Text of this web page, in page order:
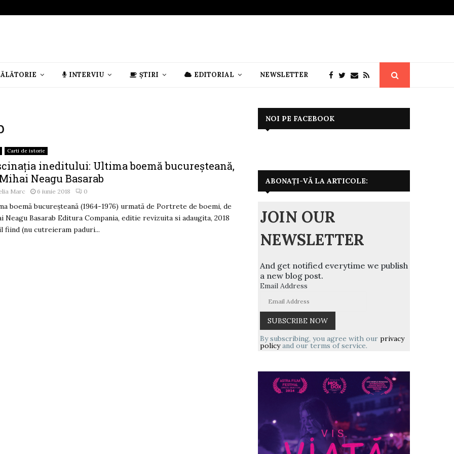
INTERVIU ȘTIRI EDITORIAL NEWSLETTER
Carti de istorie
ineditului: Ultima boemă bucureșteană,
Neagu Basarab
Marc 6 iunie 2018 0
boemă bucureșteană (1964-1976) urmată de Portrete de boemi, de
Neagu Basarab Editura Compania, editie revizuita si adaugita, 2018
fiind (nu cutreieram paduri...
NOI PE FACEBOOK
ABONAȚI-VĂ LA ARTICOLE:
JOIN OUR
NEWSLETTER
And get notified everytime we publish
a new blog post.
Email Address
By subscribing, you agree with our privacy
policyand our terms of service.